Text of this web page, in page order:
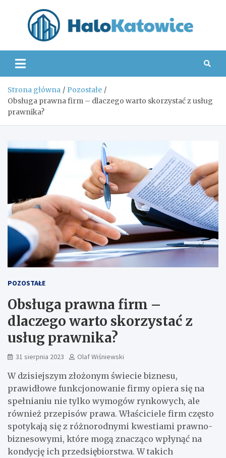
Strona główna
Pozostałe
Obsługa prawna firm – dlaczego warto skorzystać z usług
prawnika?
POZOSTAŁE
Obsługa prawna firm –
dlaczego warto skorzystać z
usług prawnika?
31 sierpnia 2023 Olaf Wiśniewski
W dzisiejszym złożonym świecie biznesu,
prawidłowe funkcjonowanie firmy opiera się na
spełnianiu nie tylko wymogów rynkowych, ale
również przepisów prawa. Właściciele firm często
spotykają się z różnorodnymi kwestiami prawno-
biznesowymi, które mogą znacząco wpłynąć na
kondycję ich przedsiębiorstwa. W takich